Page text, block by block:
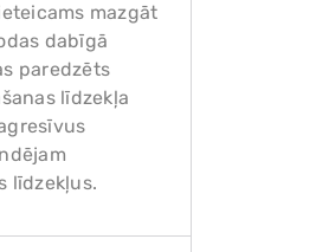
mazgāt
dabīgā
paredzēts
līdzekļa
līdzekļus.